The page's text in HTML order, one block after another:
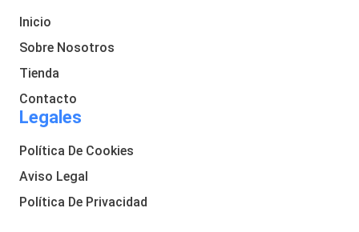
Inicio
Sobre Nosotros
Tienda
Contacto
Legales
Política De Cookies
Aviso Legal
Política De Privacidad